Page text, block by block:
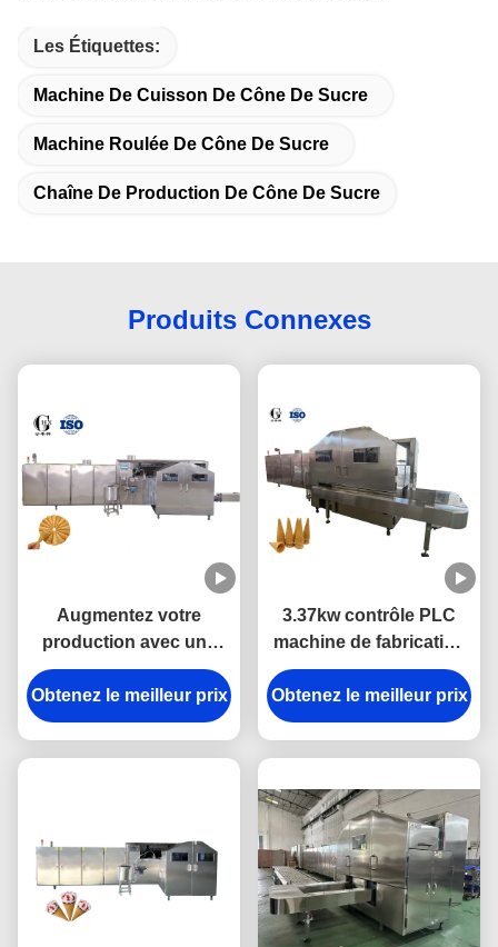
Les Étiquettes:
Machine De Cuisson De Cône De Sucre
Machine Roulée De Cône De Sucre
Chaîne De Production De Cône De Sucre
Produits Connexes
Augmentez votre
production avec une
machine de fabrication
de cônes de sucre mini
à haute productivité
Obtenez le meilleur prix
3.37kw contrôle PLC
machine de fabrication
de cône de sucre
entièrement
automatique en acier
Obtenez le meilleur prix